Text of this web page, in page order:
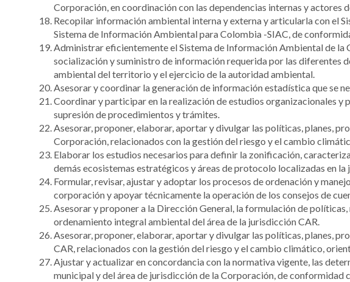
Corporación, en coordinación con las dependencias internas y actores
Recopilar información ambiental interna y externa y articularla con el
Sistema de Información Ambiental para Colombia -SIAC, de
Administrar eficientemente el Sistema de Información Ambiental de la
socialización y suministro de información requerida por las diferentes
ambiental del territorio y el ejercicio de la autoridad ambiental.
Asesorar y coordinar la generación de información estadística que se
Coordinar y participar en la realización de estudios organizacionales
supresión de procedimientos y trámites.
Asesorar, proponer, elaborar, aportar y divulgar las políticas, planes,
Corporación, relacionados con la gestión del riesgo y el cambio
Elaborar los estudios necesarios para definir la zonificación,
demás ecosistemas estratégicos y áreas de protocolo localizadas en
Formular, revisar, ajustar y adoptar los procesos de ordenación y
corporación y apoyar técnicamente la operación de los consejos de
Asesorar y proponer a la Dirección General, la formulación de
ordenamiento integral ambiental del área de la jurisdicción CAR.
Asesorar, proponer, elaborar, aportar y divulgar las políticas, planes,
CAR, relacionados con la gestión del riesgo y el cambio climático,
Ajustar y actualizar en concordancia con la normativa vigente, las
municipal y del área de jurisdicción de la Corporación, de conformidad